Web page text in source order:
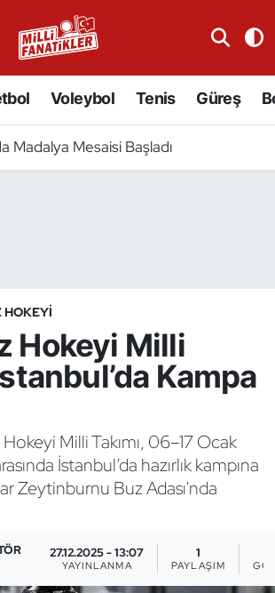
Voleybol Tenis Güreş
Madalya Mesaisi Başladı
HOKEYI
Hokeyi Milli
Kampa
Milli Takımı, 06–17 Ocak
İstanbul’da hazırlık kampına
Zeytinburnu Buz Adası'nda
27.12.2025 - 13:07
YAYINLANMA
1
PAYLAŞIM
Dart